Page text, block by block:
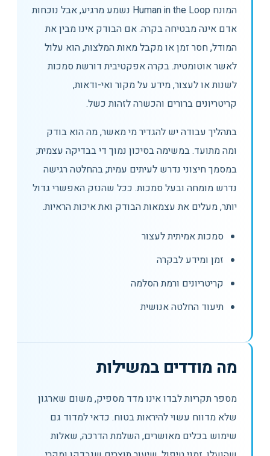
המונח Human in the Loop נשמע מרגיע, אבל נוכחות
אדם אינה מבטיחה בקרה. אם הבודק אינו מבין את
המודל, חסר זמן או מקבל מאות המלצות, הוא עלול
לאשר אוטומטית. בקרה אפקטיבית דורשת סמכות
לשנות או לעצור, מידע על מקור ואי-ודאות,
קריטריונים ברורים והכשרה לזהות כשל.
בתהליך עבודה יש להגדיר מי מאשר, מה הוא בודק
ומה מתועד. במשימה בסיכון נמוך די בבדיקה עצמית;
במסמך חיצוני נדרש לעיתים עמית; בהחלטה רגישה
נדרש מומחה ובעל סמכות. ככל שהנזק האפשרי גדול
יותר, מעלים את עצמאות הבודק ואת איכות הראיות.
סמכות אמיתית לעצור
זמן ומידע לבקרה
קריטריונים ורמת הסלמה
תיעוד החלטה אנושית
מה מודדים במשילות
מספר תקריות לבדו אינו מדד מספיק, משום שארגון
שלא מדווח עשוי להיראות בטוח. כדאי למדוד גם
שימוש בכלים מאושרים, השלמת הדרכה, שאלות